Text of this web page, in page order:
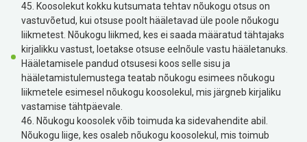
45. Koosolekut kokku kutsumata tehtav nõukogu otsus on
vastuvõetud, kui otsuse poolt hääletavad üle poole nõukogu
liikmetest. Nõukogu liikmed, kes ei saada määratud tähtajaks
kirjalikku vastust, loetakse otsuse eelnõule vastu hääletanuks.
Hääletamisele pandud otsusesi koos selle sisu ja
hääletamistulemustega teatab nõukogu esimees nõukogu
liikmetele esimesel nõukogu koosolekul, mis järgneb kirjaliku
vastamise tähtpäevale.
46. Nõukogu koosolek võib toimuda ka sidevahendite abil.
Nõukogu liige, kes osaleb nõukogu koosolekul, mis toimub